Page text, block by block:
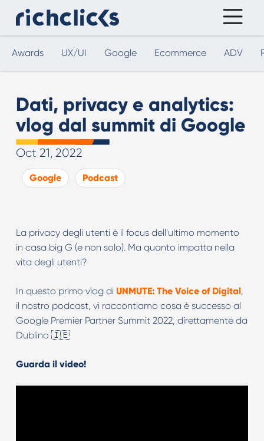
Awards UX/UI Google Ecommerce ADV
Dati, privacy e analytics:
vlog dal summit di Google
Oct 21, 2022
Google Podcast
La privacy degli utenti è il focus dell'ultimo momento
in casa big G (e non solo). Ma quanto impatta nella
vita degli utenti?
In questo primo vlog di UNMUTE: The Voice of Digital,
il nostro podcast, vi raccontiamo cosa è successo al
Google Premier Partner Summit 2022, direttamente da
Dublino 🇮🇪
Guarda il video!